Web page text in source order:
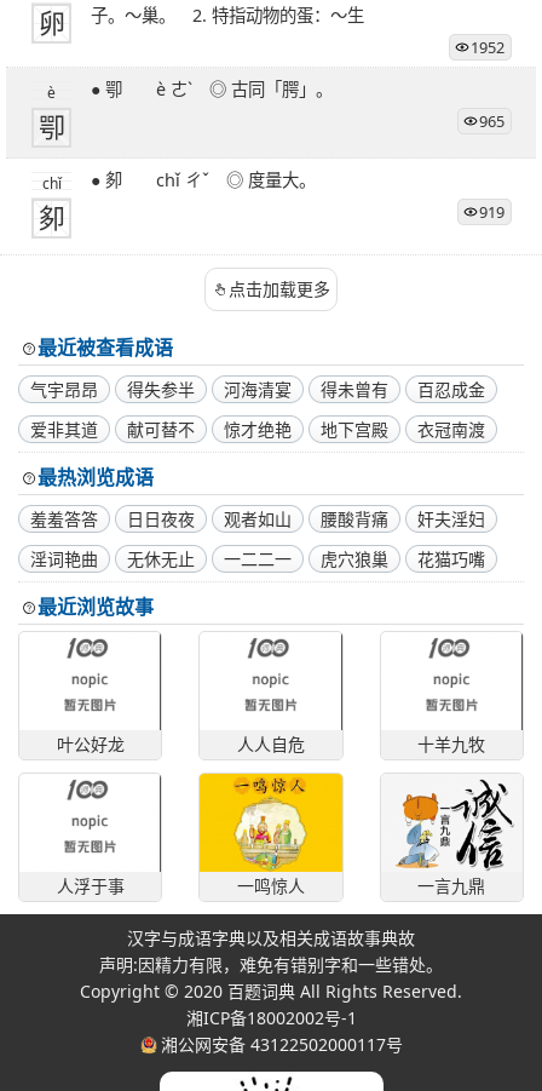
卵
子。～巢。 2. 特指动物的蛋：～生
1952
è
卾
● 卾 è ㄜˋ ◎ 古同「腭」。
965
chǐ
卶
● 卶 chǐ ㄔˇ ◎ 度量大。
919
点击加载更多
最近被查看成语
气宇昂昂 得失参半 河海清宴 得未曾有
百忍成金
爱非其道
献可替不 惊才绝艳 地下宫殿 衣冠南渡
最热浏览成语
羞羞答答 日日夜夜 观者如山 腰酸背痛
奸夫淫妇
淫词艳曲
无休无止 一二二一 虎穴狼巢 花猫巧嘴
最近浏览故事
叶公好龙 人人自危 十羊九牧
人浮于事 一鸣惊人 一言九鼎
汉字与成语字典以及相关成语故事典故
声明:因精力有限，难免有错别字和一些错处。
Copyright © 2020 百题词典 All Rights Reserved.
湘ICP备18002002号-1
湘公网安备 43122502000117号